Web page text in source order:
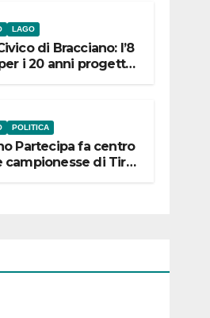
LAGO
di Bracciano: l’8
i 20 anni progetto
POLITICA
Partecipa fa centro
campionesse di Tiro